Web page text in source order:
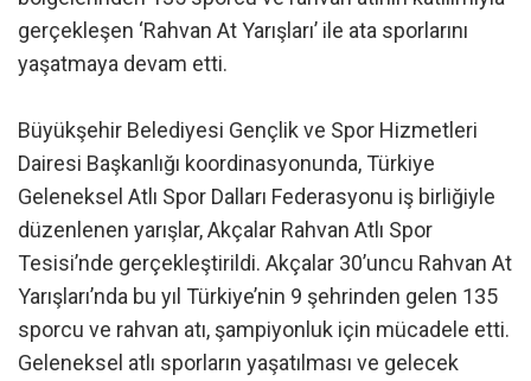
gerçekleşen ‘Rahvan At Yarışları’ ile ata sporlarını
yaşatmaya devam etti.
Büyükşehir Belediyesi Gençlik ve Spor Hizmetleri
Dairesi Başkanlığı koordinasyonunda, Türkiye
Geleneksel Atlı Spor Dalları Federasyonu iş birliğiyle
düzenlenen yarışlar, Akçalar Rahvan Atlı Spor
Tesisi’nde gerçekleştirildi. Akçalar 30’uncu Rahvan At
Yarışları’nda bu yıl Türkiye’nin 9 şehrinden gelen 135
sporcu ve rahvan atı, şampiyonluk için mücadele etti.
Geleneksel atlı sporların yaşatılması ve gelecek